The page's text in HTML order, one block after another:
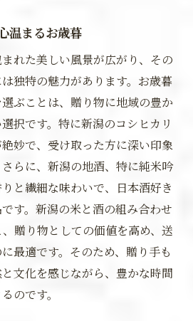
温まるお歳暮
れた美しい風景が広がり、その
独特の魅力があります。お歳暮
ぶことは、贈り物に地域の豊か
択です。特に新潟のコシヒカリ
妙で、受け取った方に深い印象
らに、新潟の地酒、特に純米吟
と繊細な味わいで、日本酒好き
す。新潟の米と酒の組み合わせ
贈り物としての価値を高め、送
最適です。そのため、贈り手も
文化を感じながら、豊かな時間
のです。